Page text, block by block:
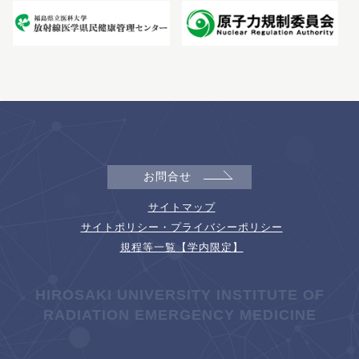
お問合せ
サイトマップ
サイトポリシー・プライバシーポリシー
規程等一覧【学内限定】
HIROSAKI UNIVERSITY INSTITUTE OF
RADIATION EMERGENCY MEDICINE